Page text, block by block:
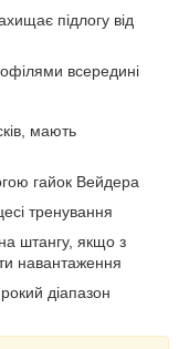
підлогу від
всередині
мають
гайок Вейдера
тренування
штангу, якщо з
навантаження
діапазон